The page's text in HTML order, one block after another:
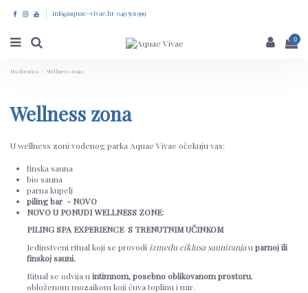
info@aquae-vivae.hr 049 501 999
0
Naslovnica Wellness zona
Wellness zona
U wellness zoni vodenog parka Aquae Vivae očekuju vas:
finska sauna
bio sauna
parna kupelj
piling bar - NOVO
NOVO U PONUDI WELLNESS ZONE:
PILING SPA EXPERIENCE S TRENUTNIM UČINKOM
Jedinstveni ritual koji se provodi između ciklusa sauniranjau parnoj ili
finskoj sauni.
Ritual se odvija u intimnom, posebno oblikovanom prostoru,
obloženom mozaikom koji čuva toplinu i mir.